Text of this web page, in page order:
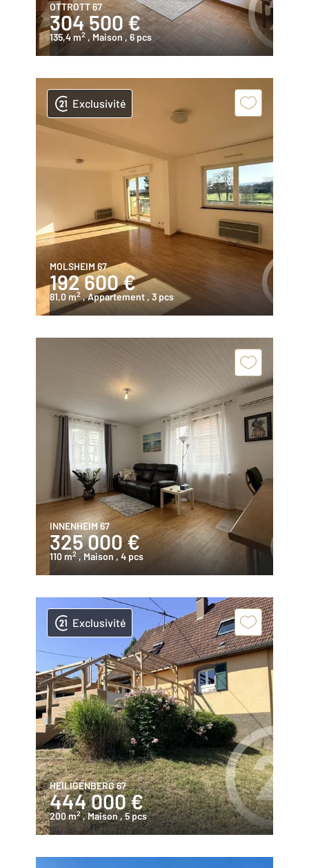
OTTROTT 67
304 500 €
135,4 m2 , Maison , 6 pcs
Exclusivité
MOLSHEIM 67
192 600 €
81,0 m2 , Appartement , 3 pcs
INNENHEIM 67
325 000 €
110 m2 , Maison , 4 pcs
Exclusivité
HEILIGENBERG 67
444 000 €
200 m2 , Maison, 5 pcs